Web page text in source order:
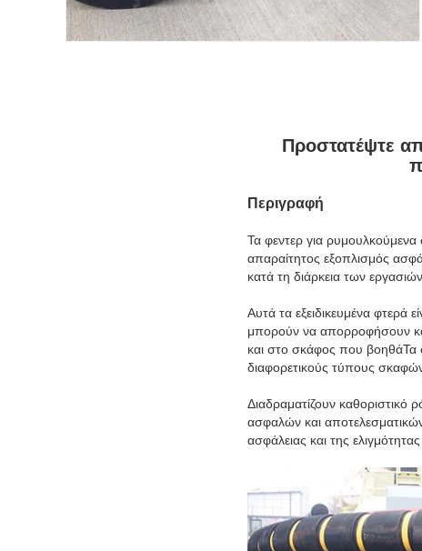
Προστατέψτε
Περιγραφή
Τα φεντερ για
απαραίτητος εξοπλισμός
κατά τη διάρκεια των
Αυτά τα εξειδικευμένα
μπορούν να απορροφήσουν
και στο σκάφος που βοηθάΤα
διαφορετικούς τύπους
Διαδραματίζουν
ασφαλών και
ασφάλειας και της